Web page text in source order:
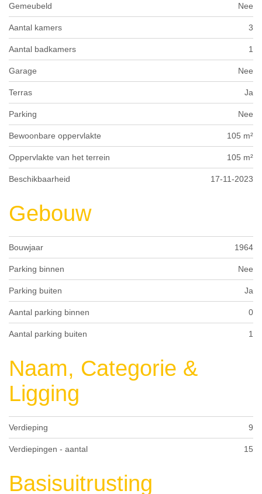
Gemeubeld Nee
Aantal kamers 3
Aantal badkamers 1
Garage Nee
Terras Ja
Parking Nee
Bewoonbare oppervlakte 105 m²
Oppervlakte van het terrein 105 m²
Beschikbaarheid 17-11-2023
Gebouw
Bouwjaar 1964
Parking binnen Nee
Parking buiten Ja
Aantal parking binnen 0
Aantal parking buiten 1
Naam, Categorie &
Ligging
Verdieping 9
Verdiepingen - aantal 15
Basisuitrusting